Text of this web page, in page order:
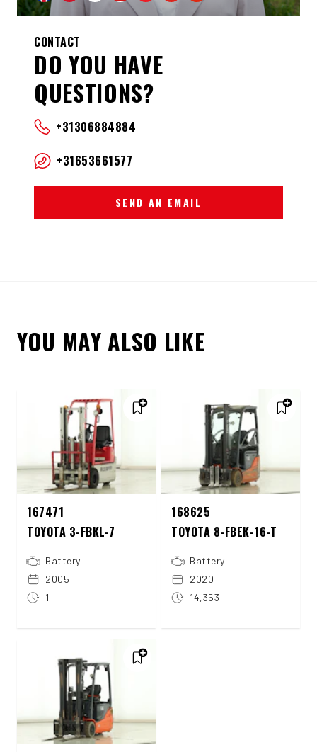
CONTACT
DO YOU HAVE
QUESTIONS?
+31306884884
+31653661577
SEND AN EMAIL
YOU MAY ALSO LIKE
167471
TOYOTA 3-FBKL-7
Battery
2005
1
168625
TOYOTA 8-FBEK-16-T
Battery
2020
14,353